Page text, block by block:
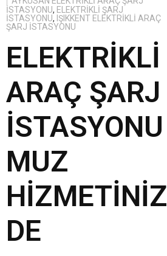
İSTASYONU, ELEKTRIKLI ŞARJ
İSTASYONU, IŞIKKENT ELEKTRIKLI ARAÇ
ŞARJ İSTASYONU
ELEKTRIKLI
ARAÇ ŞARJ
İSTASYONU
MUZ
HIZMETINIZ
DE